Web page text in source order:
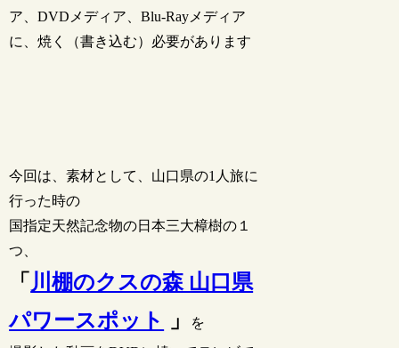
ア、DVDメディア、Blu-Rayメディア
に、焼く（書き込む）必要があります
今回は、素材として、山口県の1人旅に
行った時の
国指定天然記念物の日本三大樟樹の１
つ、
「 川棚のクスの森 山口県
パワースポット
」
を